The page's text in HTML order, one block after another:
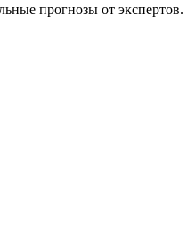
прогнозы от экспертов.